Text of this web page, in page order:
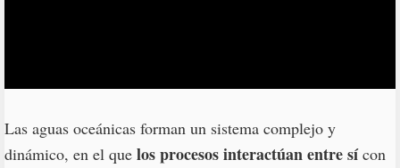
Las aguas oceánicas forman un sistema complejo y
dinámico, en el que los procesos interactúan entre sícon